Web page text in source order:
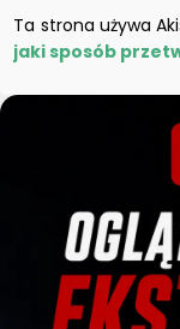
Ta strona używa
jaki sposób